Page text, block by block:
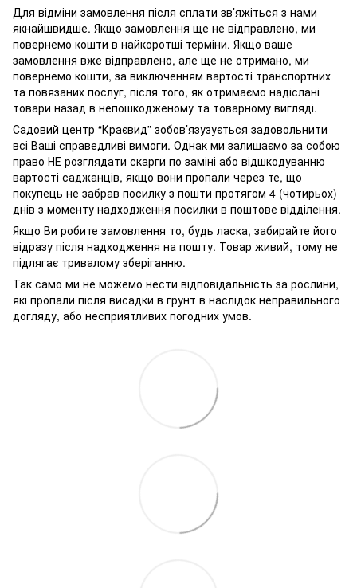
Для відміни замовлення після сплати зв’яжіться з нами
якнайшвидше. Якщо замовлення ще не відправлено, ми
повернемо кошти в найкоротші терміни. Якщо ваше
замовлення вже відправлено, але ще не отримано, ми
повернемо кошти, за виключенням вартості транспортних
та повязаних послуг, після того, як отримаємо надіслані
товари назад в непошкодженому та товарному вигляді.
Садовий центр “Краєвид” зобов’язузується задовольнити
всі Ваші справедливі вимоги. Однак ми залишаємо за собою
право НЕ розглядати скарги по заміні або відшкодуванню
вартості саджанців, якщо вони пропали через те, що
покупець не забрав посилку з пошти протягом 4 (чотирьох)
днів з моменту надходження посилки в поштове відділення.
Якщо Ви робите замовлення то, будь ласка, забирайте його
відразу після надходження на пошту. Товар живий, тому не
підлягає тривалому зберіганню.
Так само ми не можемо нести відповідальність за рослини,
які пропали після висадки в грунт в наслідок неправильного
догляду, або несприятливих погодних умов.